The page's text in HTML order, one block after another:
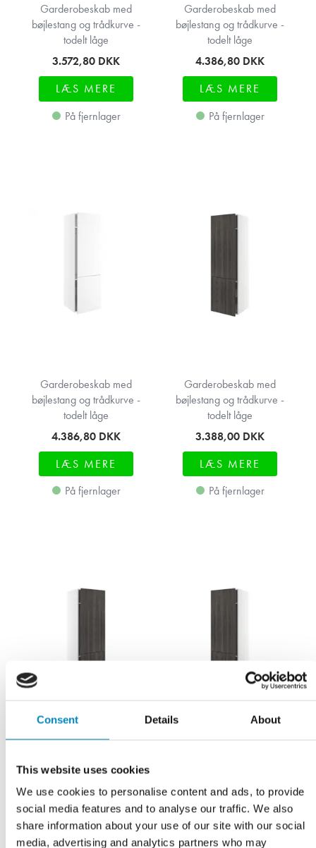
Consent Details About
This website uses cookies
We use cookies to personalise content and ads, to provide
social media features and to analyse our traffic. We also
share information about your use of our site with our social
media, advertising and analytics partners who may
Garderobeskab med
bøjlestang og trådkurve -
todelt låge
3.572,80 DKK
LÆS MERE
På fjernlager
Garderobeskab med
bøjlestang og trådkurve -
todelt låge
4.386,80 DKK
LÆS MERE
På fjernlager
Garderobeskab med
bøjlestang og trådkurve -
todelt låge
4.386,80 DKK
LÆS MERE
På fjernlager
Garderobeskab med
bøjlestang og trådkurve -
todelt låge
3.388,00 DKK
LÆS MERE
På fjernlager
bøjlestang og trådkurve -
todelt låge
3.388,00DKK
LÆS MERE
todelt låge
3.597,00DKK
LÆS MERE